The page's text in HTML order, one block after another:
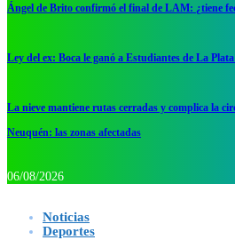
Ángel de Brito confirmó el final de LAM: ¿tiene
Ley del ex: Boca le ganó a Estudiantes de La
La nieve mantiene rutas cerradas y complica la
Neuquén: las zonas afectadas
06/08/2026
Noticias
Deportes